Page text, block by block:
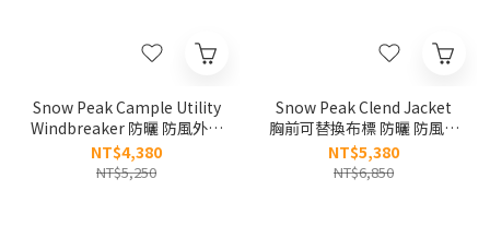
Snow Peak Cample Utility
Windbreaker 防曬 防風外套
V 金泰亨同款 S26ZMCWB10
NT$4,380
NT$5,250
Snow Peak Clend Jacket
胸前可替換布標 防曬 防風外
套 S26SMDJK12
NT$5,380
NT$6,850